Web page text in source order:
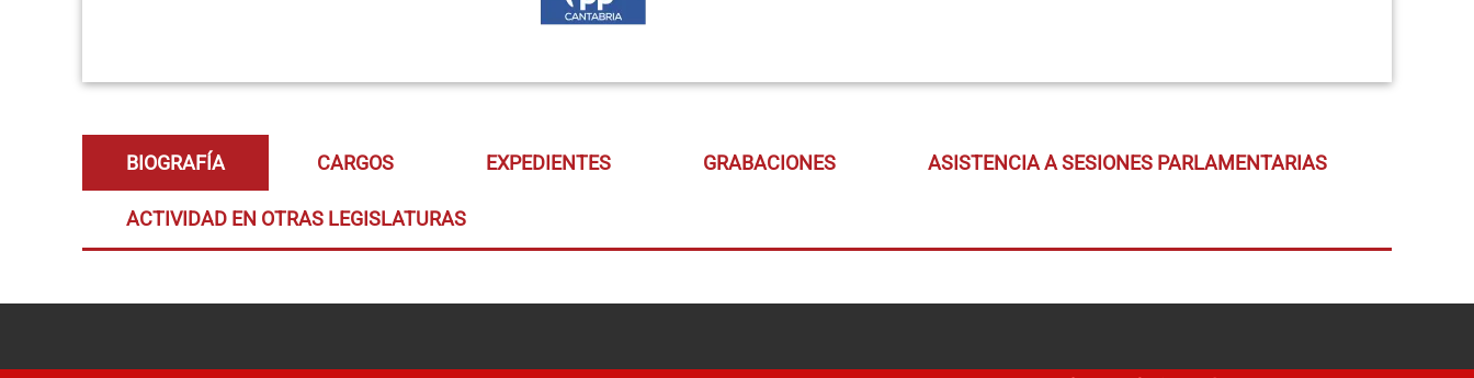
BIOGRAFÍA CARGOS EXPEDIENTES GRABACIONES ASISTENCIA A SESIONES PARLAMENTARIAS
ACTIVIDAD EN OTRAS LEGISLATURAS